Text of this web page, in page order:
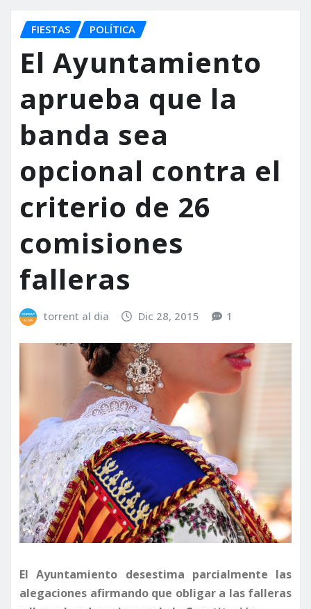
FIESTAS POLÍTICA
El Ayuntamiento
aprueba que la
banda sea
opcional contra el
criterio de 26
comisiones
falleras
torrent al dia Dic 28, 2015 1
El Ayuntamiento desestima parcialmente las
alegaciones afirmando que obligar a las falleras